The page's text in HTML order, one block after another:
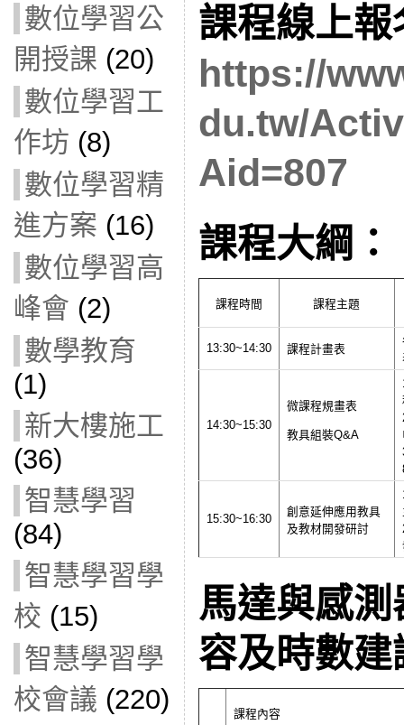
數位學習公
開授課 (20)
數位學習工
作坊 (8)
數位學習精
進方案 (16)
數位學習高
峰會 (2)
數學教育
(1)
新大樓施工
(36)
智慧學習
(84)
智慧學習學
校 (15)
智慧學習學
校會議 (220)
課程線上報
https://
du.tw/
Aid=807
課程大綱：
課程時間 課程主題
13:30~14:30 課程計畫表
14:30~15:30
微課程規畫表
教具組裝Q&A
15:30~16:30
創意延伸應用教具
及教材開發研討
馬達與感
容及時數建
課程內容